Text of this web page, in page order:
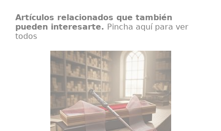
Artículos relacionados que también
pueden interesarte. Pincha aquí para ver
todos
Varita de Harry Potter Ollivander
Varita de Harry Potter original con
licencia oficial, diseñada para
convertir cualquier colección en
una pieza con presencia propia
desde el primer vistazo. Esta
réplica de Harry Potter a escala
1:1 reúne acabado cuidado